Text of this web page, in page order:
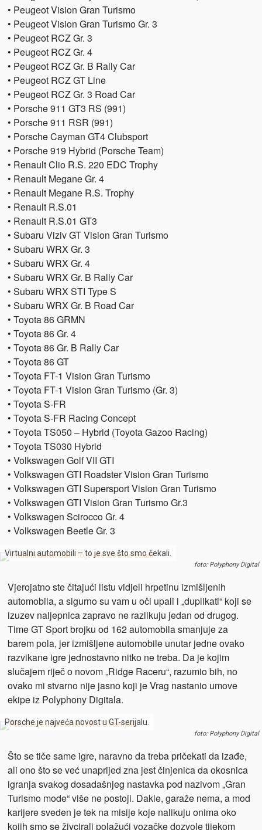
• Peugeot Vision Gran Turismo
• Peugeot Vision Gran Turismo Gr. 3
• Peugeot RCZ Gr. 3
• Peugeot RCZ Gr. 4
• Peugeot RCZ Gr. B Rally Car
• Peugeot RCZ GT Line
• Peugeot RCZ Gr. 3 Road Car
• Porsche 911 GT3 RS (991)
• Porsche 911 RSR (991)
• Porsche Cayman GT4 Clubsport
• Porsche 919 Hybrid (Porsche Team)
• Renault Clio R.S. 220 EDC Trophy
• Renault Megane Gr. 4
• Renault Megane R.S. Trophy
• Renault R.S.01
• Renault R.S.01 GT3
• Subaru Viziv GT Vision Gran Turismo
• Subaru WRX Gr. 3
• Subaru WRX Gr. 4
• Subaru WRX Gr. B Rally Car
• Subaru WRX STI Type S
• Subaru WRX Gr. B Road Car
• Toyota 86 GRMN
• Toyota 86 Gr. 4
• Toyota 86 Gr. B Rally Car
• Toyota 86 GT
• Toyota FT-1 Vision Gran Turismo
• Toyota FT-1 Vision Gran Turismo (Gr. 3)
• Toyota S-FR
• Toyota S-FR Racing Concept
• Toyota TS050 – Hybrid (Toyota Gazoo Racing)
• Toyota TS030 Hybrid
• Volkswagen Golf VII GTI
• Volkswagen GTI Roadster Vision Gran Turismo
• Volkswagen GTI Supersport Vision Gran Turismo
• Volkswagen GTI Vision Gran Turismo Gr.3
• Volkswagen Scirocco Gr. 4
• Volkswagen Beetle Gr. 3
Virtualni automobili – to je sve što smo čekali.
foto: Polyphony Digital
Vjerojatno ste čitajući listu vidjeli hrpetinu izmišljenih
automobila, a sigurno su vam u oči upali i „duplikati“ koji se
izuzev naljepnica zapravo ne razlikuju jedan od drugog.
Time GT Sport brojku od 162 automobila smanjuje za
barem pola, jer izmišljene automobile unutar jedne ovako
razvikane igre jednostavno nitko ne treba. Da je kojim
slučajem riječ o novom „Ridge Raceru“, razumio bih, no
ovako mi stvarno nije jasno koji je Vrag nastanio umove
ekipe iz Polyphony Digitala.
Porsche je najveća novost u GT-serijalu.
foto: Polyphony Digital
Što se tiče same igre, naravno da treba pričekati da izađe,
ali ono što se već unaprijed zna jest činjenica da okosnica
igranja svakog dosadašnjeg nastavka pod nazivom „Gran
Turismo mode“ više ne postoji. Dakle, garaže nema, a mod
karijere sveden je tek na misije koje nalikuju onima oko
kojih smo se živcirali polažući vozačke dozvole tijekom